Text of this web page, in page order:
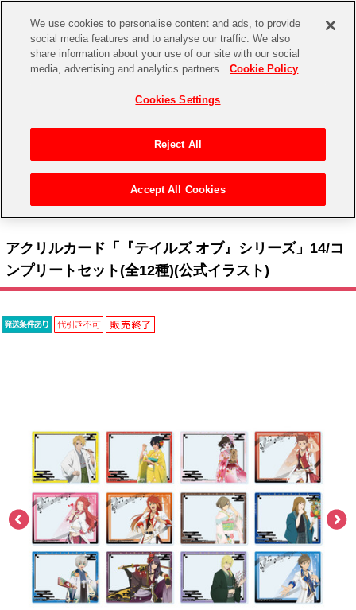
CHANNEL STORE EVENT
ゲーム 電子書籍
プレミアム会員とは
アイドルマスターシリーズ
アイドルマスター
アイドルマスター SideM
アイドルマスター シャイニーカラーズ
鉄拳
太鼓の達人
ACE COMBAT
パックマン
イベントグッズ
トイ・ホビー
> テイルズ オブ フェスティバル 2026 協賛社 > A3 > アクリルカード「『テイルズ
アクリルカード「『テイルズ オブ』シリーズ」14/コ
ンプリートセット(全12種)(公式イラスト)
We use cookies to personalise content and ads, to provide
social media features and to analyse our traffic. We also
share information about your use of our site with our social
media, advertising and analytics partners.
Cookie Policy
Cookies Settings
Reject All
Accept All Cookies